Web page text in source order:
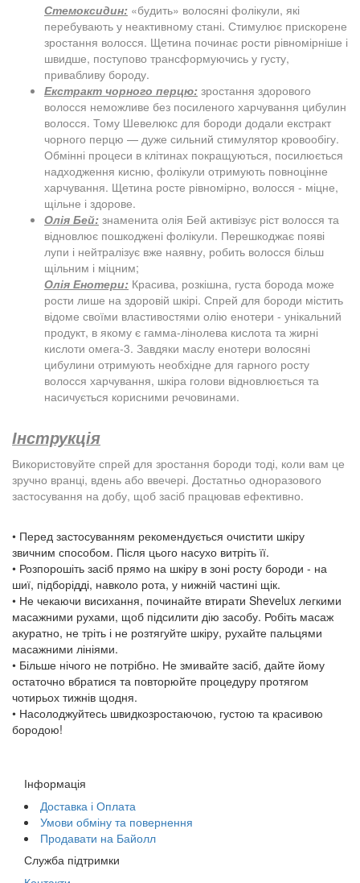
Стемоксидин: «будить» волосяні фолікули, які
перебувають у неактивному стані. Стимулює прискорене
зростання волосся. Щетина починає рости рівномірніше і
швидше, поступово трансформуючись у густу,
привабливу бороду.
Екстракт чорного перцю: зростання здорового
волосся неможливе без посиленого харчування цибулин
волосся. Тому Шевелюкс для бороди додали екстракт
чорного перцю — дуже сильний стимулятор кровообігу.
Обмінні процеси в клітинах покращуються, посилюється
надходження кисню, фолікули отримують повноцінне
харчування. Щетина росте рівномірно, волосся - міцне,
щільне і здорове.
Олія Бей: знаменита олія Бей активізує ріст волосся та
відновлює пошкоджені фолікули. Перешкоджає появі
лупи і нейтралізує вже наявну, робить волосся більш
щільним і міцним;
Олія Енотери: Красива, розкішна, густа борода може
рости лише на здоровій шкірі. Спрей для бороди містить
відоме своїми властивостями олію енотери - унікальний
продукт, в якому є гамма-лінолева кислота та жирні
кислоти омега-3. Завдяки маслу енотери волосяні
цибулини отримують необхідне для гарного росту
волосся харчування, шкіра голови відновлюється та
насичується корисними речовинами.
Інструкція
Використовуйте спрей для зростання бороди тоді, коли вам це
зручно вранці, вдень або ввечері. Достатньо одноразового
застосування на добу, щоб засіб працював ефективно.
• Перед застосуванням рекомендується очистити шкіру
звичним способом. Після цього насухо витріть її.
• Розпорошіть засіб прямо на шкіру в зоні росту бороди - на
шиї, підборідді, навколо рота, у нижній частині щік.
• Не чекаючи висихання, починайте втирати Shevelux легкими
масажними рухами, щоб підсилити дію засобу. Робіть масаж
акуратно, не тріть і не розтягуйте шкіру, рухайте пальцями
масажними лініями.
• Більше нічого не потрібно. Не змивайте засіб, дайте йому
остаточно вбратися та повторюйте процедуру протягом
чотирьох тижнів щодня.
• Насолоджуйтесь швидкозростаючою, густою та красивою
бородою!
Інформація
Доставка і Оплата
Умови обміну та повернення
Продавати на Байолл
Служба підтримки